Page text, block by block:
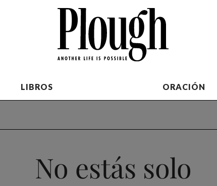
LIBROS ORACIÓN
No estás solo